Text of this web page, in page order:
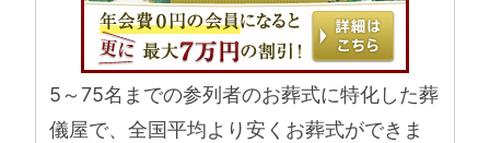
5～75名までの参列者のお葬式に特化した葬
儀屋で、全国平均より安くお葬式ができま